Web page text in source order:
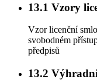
13.1 Vzory
Vzor licenční
svobodném
předpisů
13.2